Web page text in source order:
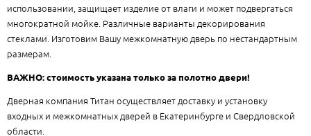
использовании, защищает изделие от влаги и может подвергаться
многократной мойке. Различные варианты декорирования
стеклами. Изготовим Вашу межкомнатную дверь по нестандартным
размерам.
ВАЖНО: стоимость указана только за полотно двери!
Дверная компания Титан осуществляет доставку и установку
входных и межкомнатных дверей в Екатеринбурге и Свердловской
области.